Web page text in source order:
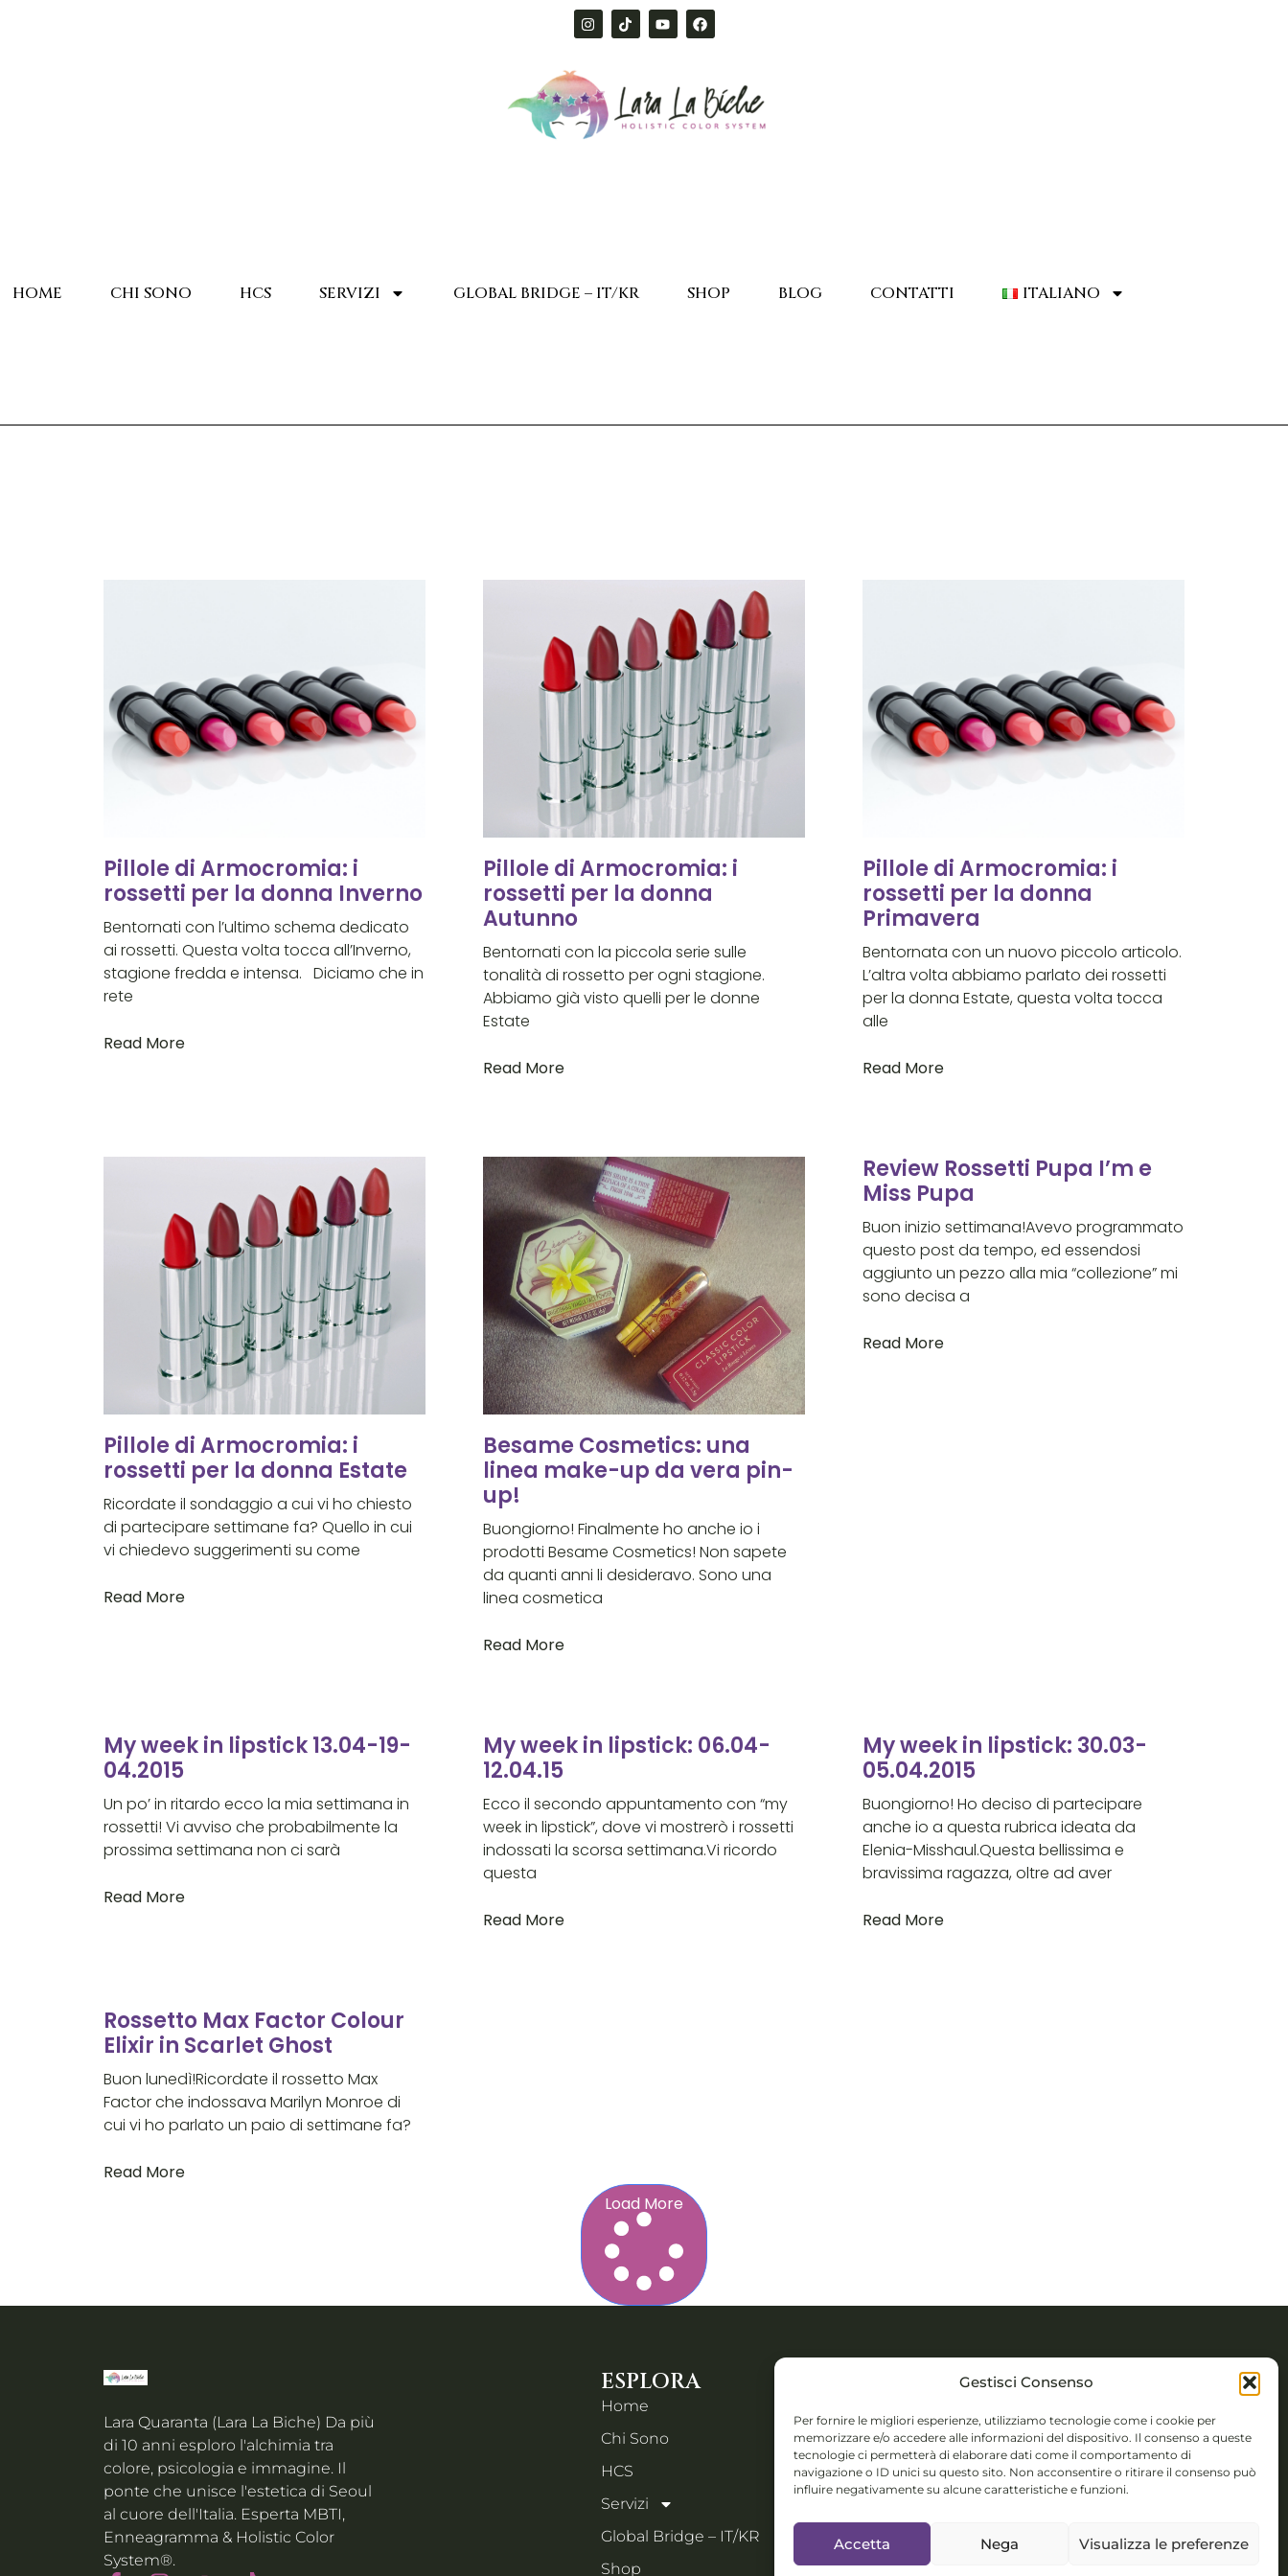
Gestisci Consenso
Per fornire le migliori esperienze, utilizziamo tecnologie come i cookie per
memorizzare e/o accedere alle informazioni del dispositivo. Il consenso a queste
tecnologie ci permetterà di elaborare dati come il comportamento di
navigazione o ID unici su questo sito. Non acconsentire o ritirare il consenso può
influire negativamente su alcune caratteristiche e funzioni.
Accetta Nega Visualizza le preferenze
HOME CHI SONO HCS SERVIZI GLOBAL BRIDGE – IT/KR SHOP BLOG CONTATTI ITALIANO
Pillole di Armocromia: i
rossetti per la donna Inverno
Bentornati con l’ultimo schema dedicato
ai rossetti. Questa volta tocca all’Inverno,
stagione fredda e intensa. Diciamo che in
rete
Read More
Pillole di Armocromia: i
rossetti per la donna
Autunno
Bentornati con la piccola serie sulle
tonalità di rossetto per ogni stagione.
Abbiamo già visto quelli per le donne
Estate
Read More
Pillole di Armocromia: i
rossetti per la donna
Primavera
Bentornata con un nuovo piccolo articolo.
L’altra volta abbiamo parlato dei rossetti
per la donna Estate, questa volta tocca
alle
Read More
Pillole di Armocromia: i
rossetti per la donna Estate
Ricordate il sondaggio a cui vi ho chiesto
di partecipare settimane fa? Quello in cui
vi chiedevo suggerimenti su come
Read More
Besame Cosmetics: una
linea make-up da vera pin-
up!
Buongiorno! Finalmente ho anche io i
prodotti Besame Cosmetics! Non sapete
da quanti anni li desideravo. Sono una
linea cosmetica
Read More
Review Rossetti Pupa I’m e
Miss Pupa
Buon inizio settimana!Avevo programmato
questo post da tempo, ed essendosi
aggiunto un pezzo alla mia “collezione” mi
sono decisa a
Read More
My week in lipstick 13.04-19-
04.2015
Un po’ in ritardo ecco la mia settimana in
rossetti! Vi avviso che probabilmente la
prossima settimana non ci sarà
Read More
My week in lipstick: 06.04-
12.04.15
Ecco il secondo appuntamento con “my
week in lipstick”, dove vi mostrerò i rossetti
indossati la scorsa settimana.Vi ricordo
questa
Read More
My week in lipstick: 30.03-
05.04.2015
Buongiorno! Ho deciso di partecipare
anche io a questa rubrica ideata da
Elenia-Misshaul.Questa bellissima e
bravissima ragazza, oltre ad aver
Read More
Rossetto Max Factor Colour
Elixir in Scarlet Ghost
Buon lunedì!Ricordate il rossetto Max
Factor che indossava Marilyn Monroe di
cui vi ho parlato un paio di settimane fa?
Read More
Load More
Lara Quaranta (Lara La Biche) Da più
di 10 anni esploro l'alchimia tra
colore, psicologia e immagine. Il
ponte che unisce l'estetica di Seoul
al cuore dell'Italia. Esperta MBTI,
Enneagramma & Holistic Color
System®.
ESPLORA
Home
Chi Sono
HCS
Servizi
Global Bridge – IT/KR
Shop
Orzinuovi (BS)
Email:
holisticcolorsystem@gmail.com
Collabs: Disponibile per
progetti interculturali,